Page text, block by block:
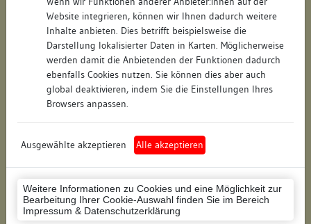
Website integrieren, können wir Ihnen dadurch weitere
Inhalte anbieten. Dies betrifft beispielsweise die
Darstellung lokalisierter Daten in Karten. Möglicherweise
werden damit die Anbietenden der Funktionen dadurch
ebenfalls Cookies nutzen. Sie können dies aber auch
global deaktivieren, indem Sie die Einstellungen Ihres
Browsers anpassen.
Ausgewählte akzeptieren Alle akzeptieren
Weitere Informationen zu Cookies und eine Möglichkeit zur
Bearbeitung Ihrer Cookie-Auswahl finden Sie im Bereich
Impressum & Datenschutzerklärung
Regierungsbezirk: Freiburg
Konstanz (Landkreis)
Wohnplatzschlüssel: 8335043012
Flurstücknummer: keine
Historischer Straßenname: keiner
Lage des Wohnplatzes: